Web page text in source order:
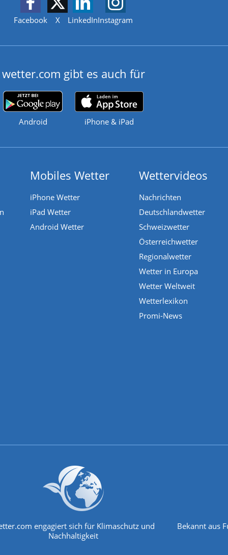
Facebook X LinkedInInstagram
wetter.com gibt es auch für
Android iPhone & iPad
Mobiles Wetter
iPhone Wetter
iPad Wetter
Android Wetter
Wettervideos
Nachrichten
Deutschlandwetter
Schweizwetter
Österreichwetter
Regionalwetter
Wetter in Europa
Wetter Weltweit
Wetterlexikon
Promi-News
engagiert sich für Klimaschutz und
Nachhaltigkeit
Bekannt aus